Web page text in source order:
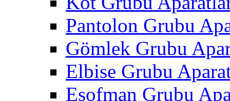
Pantolon Grubu
Gömlek Grubu
Elbise Grubu
Eşofman Grubu